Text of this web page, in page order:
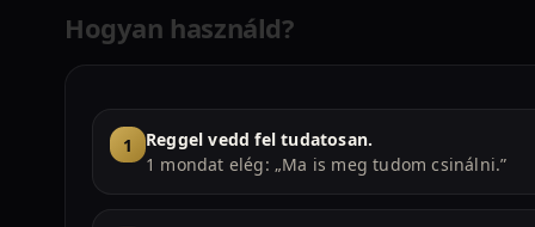
Hogyan használd?
Reggel vedd fel tudatosan.
1 mondat elég: „Ma is meg tudom csinálni.”